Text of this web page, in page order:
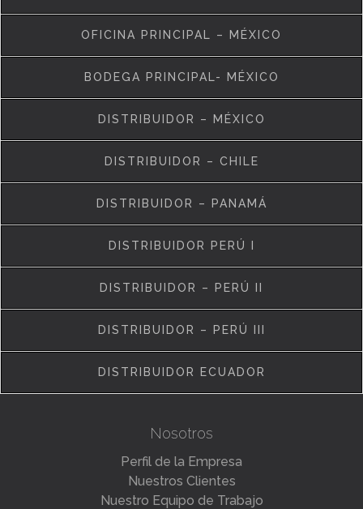
OFICINA PRINCIPAL – MÉXICO
BODEGA PRINCIPAL- MÉXICO
DISTRIBUIDOR – MÉXICO
DISTRIBUIDOR – CHILE
DISTRIBUIDOR – PANAMÁ
DISTRIBUIDOR PERÚ I
DISTRIBUIDOR – PERÚ II
DISTRIBUIDOR – PERÚ III
DISTRIBUIDOR ECUADOR
Nosotros
Perfil de la Empresa
Nuestros Clientes
Nuestro Equipo de Trabajo